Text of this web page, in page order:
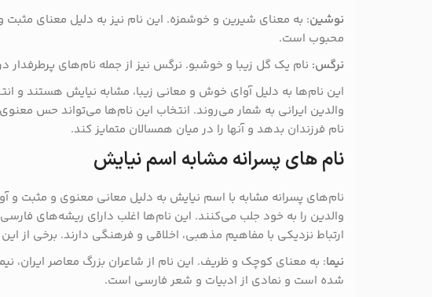
نوشین: به معنای شیرین و خوشمزه. این نام نیز به دلیل معنای
محبوب است.
نرگس: نام یک گل زیبا و خوشبو. نرگس نیز از جمله نام‌های پرطرفدار
این نام‌ها به دلیل آوای خوش و معانی زیبا، مشابه نیایش هستند و
والدین ایرانی به شمار می‌روند. انتخاب این نام‌ها می‌تواند حس
نام فرزندان بدهد و آنها را در میان همسالان متمایز کند.
نام های پسرانه مشابه اسم نیایش
نام‌های پسرانه مشابه با اسم نیایش به دلیل معانی معنوی و مثبت و
والدین را به خود جلب می‌کنند. این نام‌ها اغلب دارای ریشه‌های
ارتباط نزدیکی با مفاهیم مذهبی، اخلاقی و فرهنگی دارند. برخی از این
نیما: به معنای کوچک و ظریف. این نام از شاعران بزرگ معاصر ایران،
شده است و نمادی از ادبیات و شعر فارسی است.